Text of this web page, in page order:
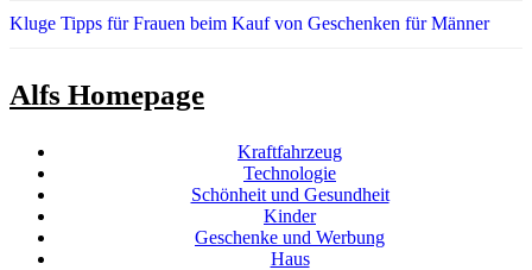
Kluge Tipps für Frauen beim Kauf von Geschenken für Männer
Alfs Homepage
Kraftfahrzeug
Technologie
Schönheit und Gesundheit
Kinder
Geschenke und Werbung
Haus